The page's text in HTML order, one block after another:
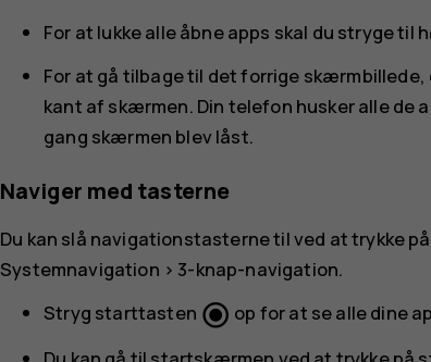
For at lukke alle åbne apps skal du stryge til
For at gå tilbage til det forrige
kant af skærmen. Din telefon husker alle de
gang skærmen blev låst.
Naviger med tasterne
Du kan slå navigationstasterne til ved at trykke på
Systemnavigation > 3-knap-navigation.
Stryg starttasten radio_button_checked op for at se alle dine